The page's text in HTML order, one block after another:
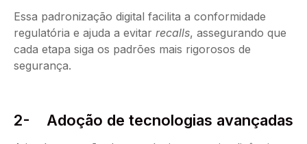
Essa padronização digital facilita a conformidade
regulatória e ajuda a evitar recalls, assegurando que
cada etapa siga os padrões mais rigorosos de
segurança.
2- Adoção de tecnologias avançadas